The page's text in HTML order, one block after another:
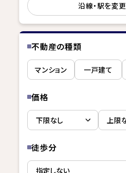
沿線・駅を変更
不動産の種類
マンション 一戸建て
価格
徒歩分